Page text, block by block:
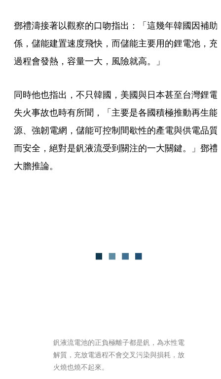
鄧禮濤接著以觀察的口吻指出：「這幾年韓國因補助
係，儲能建置速度飛快，而儲能主要用的鋰電池，充
過程會發熱，容量一大，風險就高。」
同時他也指出，不只韓國，美國與日本甚至台灣鋰電
失火事故也時有所聞，「主要是各國積極推動再生能
源、強韌電網，儲能可控制間歇性的產電與供電品質
而安全，絕對是釩液流受到關注的一大關鍵。」鄧禮
大膽推論。
釩液流電池的正負極離子都是釩，為水性電
解質，充放電過程不會交叉污染與損耗，放
火燒也燒不起來。